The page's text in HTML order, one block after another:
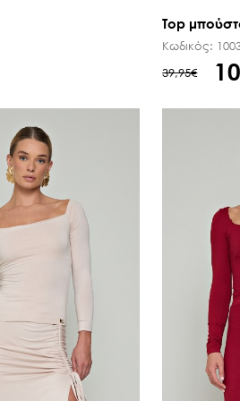
Top
Κωδικός:
39,95€